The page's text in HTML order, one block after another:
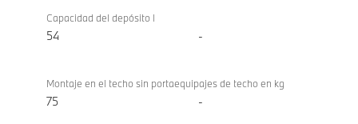
Capacidad del depósito l
54 -
Montaje en el techo sin portaequipajes de techo en kg
75 -